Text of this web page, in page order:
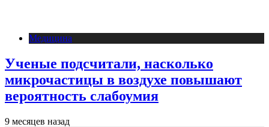
Медицина
Ученые подсчитали, насколько
микрочастицы в воздухе повышают
вероятность слабоумия
9 месяцев назад